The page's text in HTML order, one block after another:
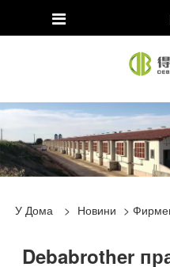
У Дома > Новини >
Debabrother